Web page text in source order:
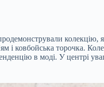
і ковбойська торочка.
в моді. У центрі